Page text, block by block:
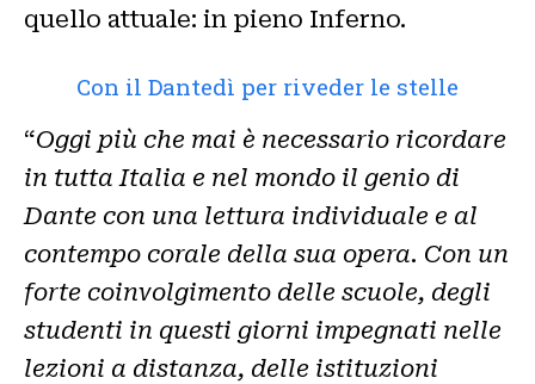
quello attuale: in pieno Inferno.
Con il Dantedì per riveder le stelle
“Oggi più che mai è necessario ricordare
in tutta Italia e nel mondo il genio di
Dante con una lettura individuale e al
contempo corale della sua opera. Con un
forte coinvolgimento delle scuole, degli
studenti in questi giorni impegnati nelle
lezioni a distanza, delle istituzioni